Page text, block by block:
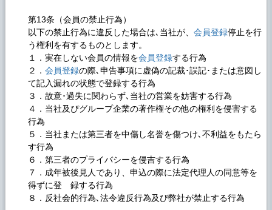
第13条（会員の禁止行為）
以下の禁止行為に違反した場合は､当社が、 会員登録停止を行
う権利を有するものとします。
１．実在しない会員の情報を会員登録する行為
２． 会員登録の際､申告事項に虚偽の記裁･誤記･または意図し
て記入漏れの状態で登録する行為
３．故意･過失に関わらず､当社の営業を妨害する行為
４．当社及ぴグループ企業の著作権その他の権利を侵害する
行為
５．当社または第三者を中傷し名誉を傷つけ､不利益をもたら
す行為
６．第三者のプライバシーを侵吉する行為
７．成年被後見人であり、申込の際に法定代理人の同意等を
得ずに登 録する行為
８．反社会的行為､法令違反行為及び弊社が禁止する行為